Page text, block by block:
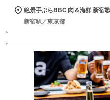
絶景手ぶらBBQ 肉＆海鮮 新宿
新宿駅／東京都